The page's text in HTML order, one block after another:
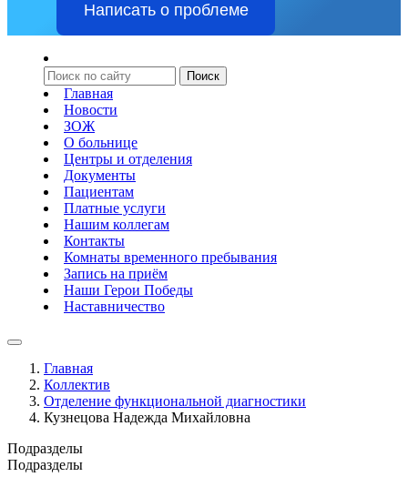
Написать о проблеме
Главная
Новости
ЗОЖ
О больнице
Центры и отделения
Документы
Пациентам
Платные услуги
Нашим коллегам
Контакты
Комнаты временного пребывания
Запись на приём
Наши Герои Победы
Наставничество
Главная
Коллектив
Отделение функциональной диагностики
Кузнецова Надежда Михайловна
Подразделы
Подразделы